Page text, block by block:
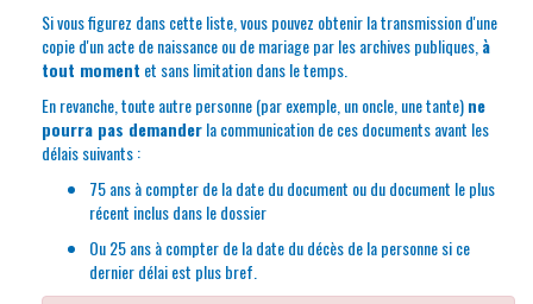
Si vous figurez dans cette liste, vous pouvez obtenir la transmission d'une
copie d'un acte de naissance ou de mariage par les archives publiques, à
tout moment et sans limitation dans le temps.
En revanche, toute autre personne (par exemple, un oncle, une tante)ne
pourra pas demanderla communication de ces documents avant les
délais suivants :
75 ans à compter de la date du document ou du document le plus
récent inclus dans le dossier
Ou 25 ans à compter de la date du décès de la personne si ce
dernier délai est plus bref.